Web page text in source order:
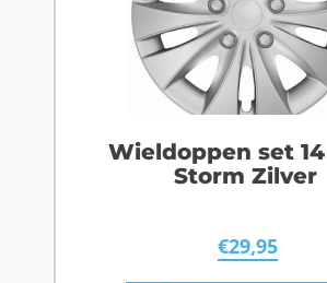
Wieldoppen set
Storm Zilver
€29,95